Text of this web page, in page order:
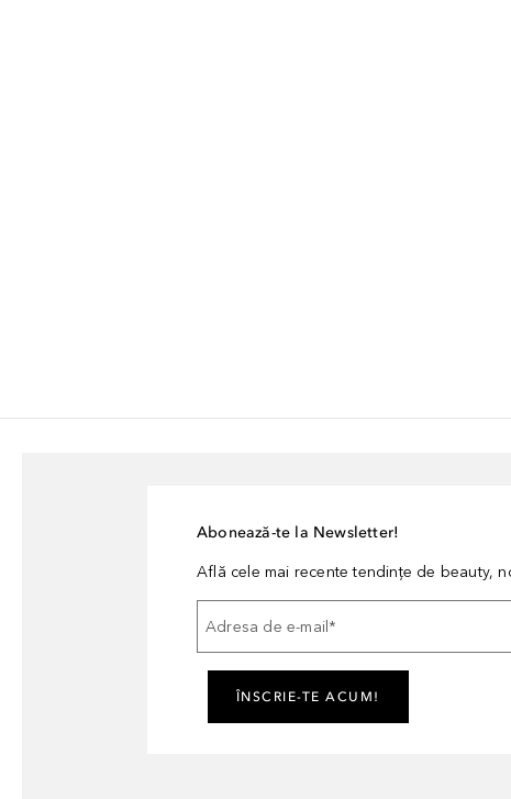
Abonează-te la Newsletter!
Află cele mai recente tendințe de beauty,
Adresa de e-mail *
ÎNSCRIE-TE ACUM!